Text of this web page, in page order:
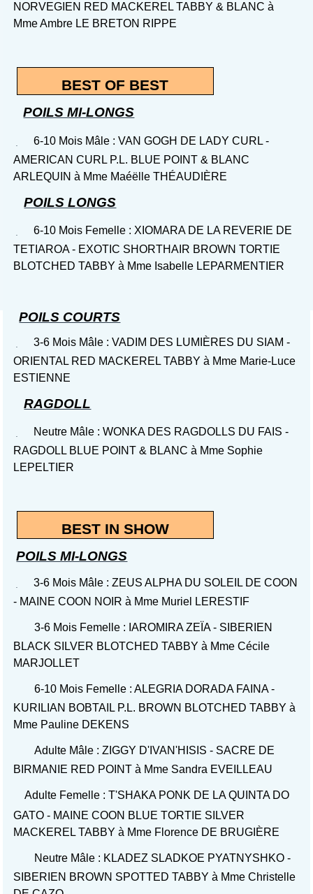
NORVEGIEN RED MACKEREL TABBY & BLANC à
Mme Ambre LE BRETON RIPPE
BEST OF BEST
POILS MI-LONGS
6-10 Mois Mâle : VAN GOGH DE LADY CURL -
AMERICAN CURL P.L. BLUE POINT & BLANC
ARLEQUIN à Mme Maéëlle THÉAUDIÈRE
POILS LONGS
6-10 Mois Femelle : XIOMARA DE LA REVERIE DE
TETIAROA - EXOTIC SHORTHAIR BROWN TORTIE
BLOTCHED TABBY à Mme Isabelle LEPARMENTIER
POILS COURTS
3-6 Mois Mâle : VADIM DES LUMIÈRES DU SIAM -
ORIENTAL RED MACKEREL TABBY à Mme Marie-Luce
ESTIENNE
RAGDOLL
Neutre Mâle : WONKA DES RAGDOLLS DU FAIS -
RAGDOLL BLUE POINT & BLANC à Mme Sophie
LEPELTIER
BEST IN SHOW
POILS MI-LONGS
3-6 Mois Mâle : ZEUS ALPHA DU SOLEIL DE COON
- MAINE COON NOIR à Mme Muriel LERESTIF
3-6 Mois Femelle : IAROMIRA ZEÏA - SIBERIEN
BLACK SILVER BLOTCHED TABBY à Mme Cécile
MARJOLLET
6-10 Mois Femelle : ALEGRIA DORADA FAINA -
KURILIAN BOBTAIL P.L. BROWN BLOTCHED TABBY à
Mme Pauline DEKENS
Adulte Mâle : ZIGGY D'IVAN'HISIS - SACRE DE
BIRMANIE RED POINT à Mme Sandra EVEILLEAU
Adulte Femelle : T'SHAKA PONK DE LA QUINTA DO
GATO - MAINE COON BLUE TORTIE SILVER
MACKEREL TABBY à Mme Florence DE BRUGIÈRE
Neutre Mâle : KLADEZ SLADKOE PYATNYSHKO -
SIBERIEN BROWN SPOTTED TABBY à Mme Christelle